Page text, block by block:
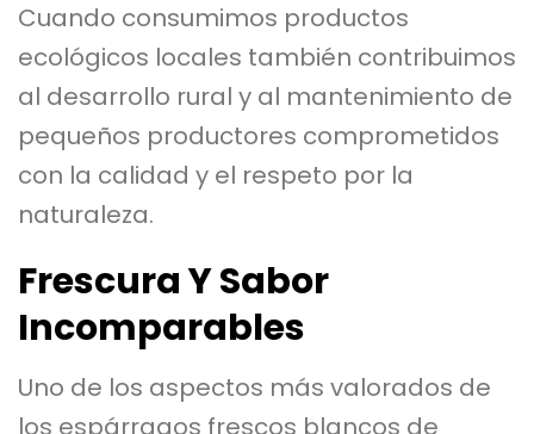
Cuando consumimos productos
ecológicos locales también contribuimos
al desarrollo rural y al mantenimiento de
pequeños productores comprometidos
con la calidad y el respeto por la
naturaleza.
Frescura Y Sabor
Incomparables
Uno de los aspectos más valorados de
los espárragos frescos blancos de